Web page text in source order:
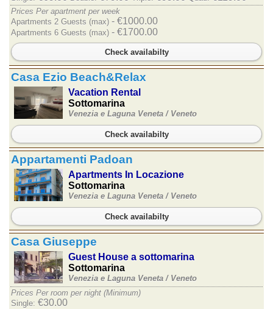
Prices Per apartment per week
Apartments 2 Guests (max) - €1000.00
Apartments 6 Guests (max) - €1700.00
Check availabilty
Casa Ezio Beach&Relax
Vacation Rental
Sottomarina
Venezia e Laguna Veneta / Veneto
Check availabilty
Appartamenti Padoan
Apartments In Locazione
Sottomarina
Venezia e Laguna Veneta / Veneto
Check availabilty
Casa Giuseppe
Guest House a sottomarina
Sottomarina
Venezia e Laguna Veneta / Veneto
Prices Per room per night (Minimum)
Single: €30.00